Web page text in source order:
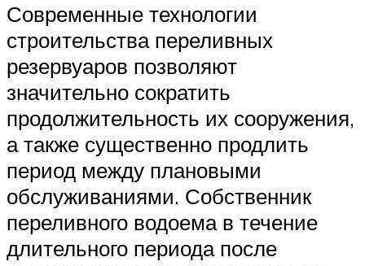
Современные технологии
строительства переливных
резервуаров позволяют
значительно сократить
продолжительность их сооружения,
а также существенно продлить
период между плановыми
обслуживаниями. Собственник
переливного водоема в течение
длительного периода после